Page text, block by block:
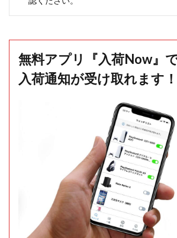
無料アプリ『入荷Now』
入荷通知が受け取れます！